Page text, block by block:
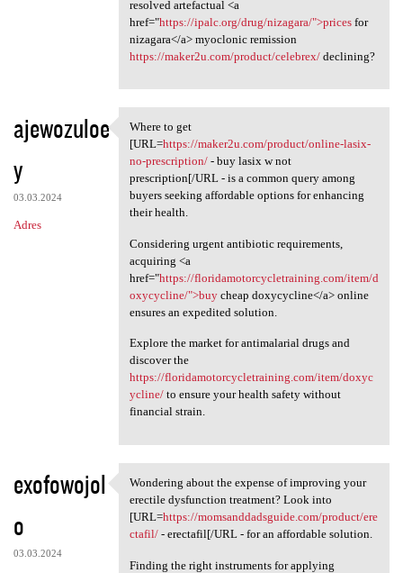
resolved artefactual <a
href="https://ipalc.org/drug/nizagara/">pricesfor
nizagara</a> myoclonic remission
https://maker2u.com/product/celebrex/declining?
ajewozuloe
y
03.03.2024
Adres
Where to get [URL=https:/
Where to get
[URL=https://maker2u.com/product/online-lasix-
no-prescription/- buy lasix w not
prescription[/URL - is a common query among
buyers seeking affordable options for enhancing
their health.
Considering urgent antibiotic requirements,
acquiring <a
href="https://floridamotorcycletraining.com/item/d
oxycycline/">buycheap doxycycline</a> online
ensures an expedited solution.
Explore the market for antimalarial drugs and
discover the
https://floridamotorcycletraining.com/item/doxyc
ycline/to ensure your health safety without
financial strain.
exofowojol
o
03.03.2024
Wondering about the expense
Wondering about the expense of improving your
erectile dysfunction treatment? Look into
[URL=https://momsanddadsguide.com/product/ere
ctafil/- erectafil[/URL - for an affordable solution.
Finding the right instruments for applying